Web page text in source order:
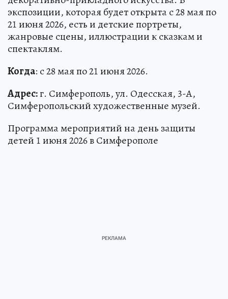
экспозиции, которая будет открыта с 28 мая по
21 июня 2026, есть и детские портреты,
жанровые сцены, иллюстрации к сказкам и
спектаклям.
Когда: с 28 мая по 21 июня 2026.
Адрес:г. Симферополь, ул. Одесская, 3-А,
Симферопольский художественные музей.
Программа мероприятий на день защиты
детей 1 июня 2026 в Симферополе